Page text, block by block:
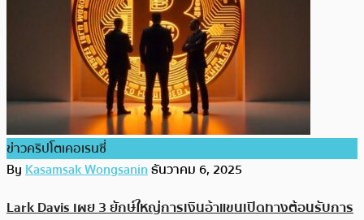
ข่าวคริปโตเคอเรนซี่
ByKasamsak Wongsaninธันวาคม 6, 2025
Lark Davis เผย 3 ยักษ์ใหญ่การเงินอ้าแขนเปิดทางต้อนรับการ